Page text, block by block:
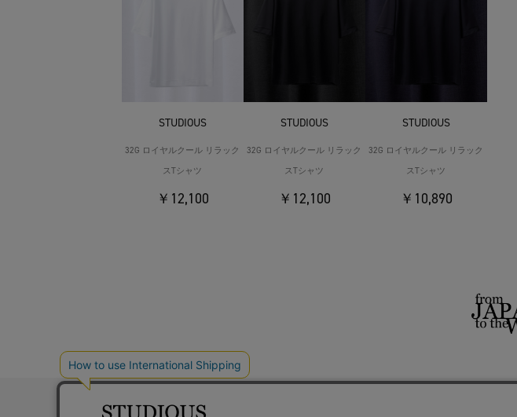
STUDIOUS
32G ロイヤルクール リラック
スTシャツ
￥12,100
STUDIOUS
32G ロイヤルクール リラック
スTシャツ
￥12,100
STUDIOUS
32G ロイヤルクール リラック
スTシャツ
￥10,890